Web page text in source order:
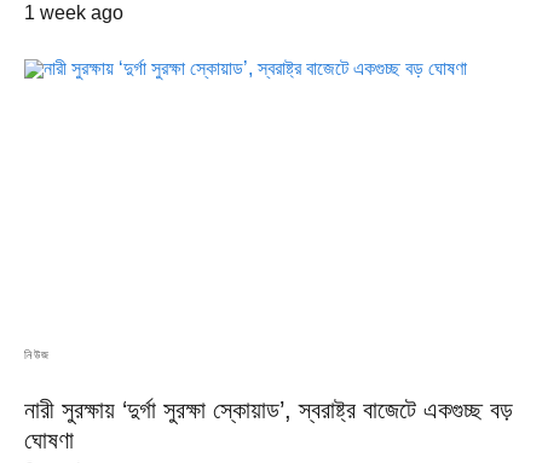
1 week ago
নিউজ
নারী সুরক্ষায় ‘দুর্গা সুরক্ষা স্কোয়াড’, স্বরাষ্ট্র বাজেটে একগুচ্ছ বড়
ঘোষণা